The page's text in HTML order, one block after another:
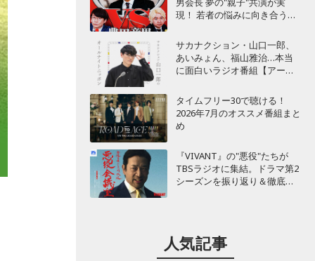
現！ 若者の悩みに向き合うポ
サカナクション・山口一郎、
あいみょん、福山雅治…本当
に面白いラジオ番組【アーテ
タイムフリー30で聴ける！
2026年7月のオススメ番組まと
め
『VIVANT』の"悪役"たちが
TBSラジオに集結。ドラマ第2
シーズンを振り返り＆徹底考
人気記事